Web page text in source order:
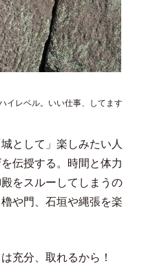
イレベル。いい仕事、してます
として」楽しみたい人
伝授する。時間と体力
をスルーしてしまうの
や門、石垣や縄張を楽
充分、取れるから！